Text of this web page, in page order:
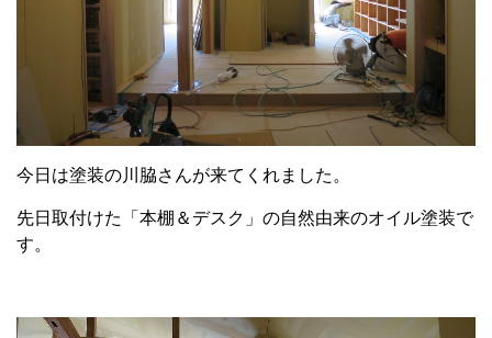
今日は塗装の川脇さんが来てくれました。
先日取付けた「本棚＆デスク」の自然由来のオイル塗装で
す。